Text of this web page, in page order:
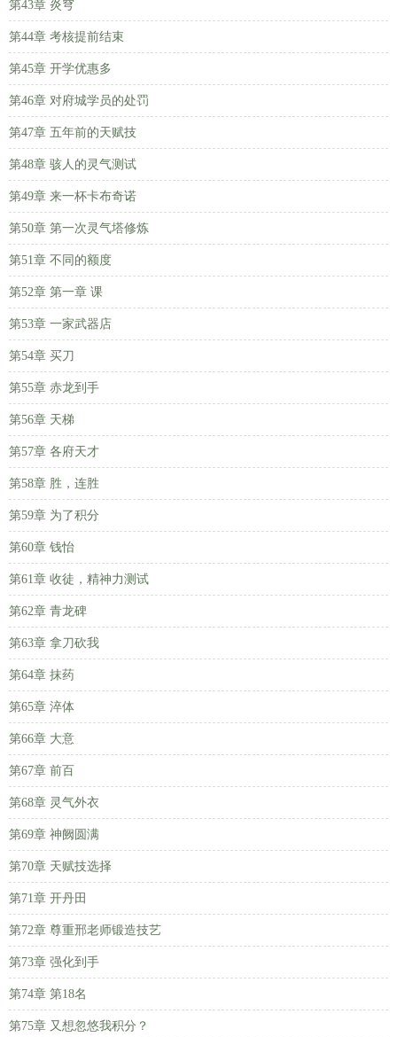
第43章 炎穹
第44章 考核提前结束
第45章 开学优惠多
第46章 对府城学员的处罚
第47章 五年前的天赋技
第48章 骇人的灵气测试
第49章 来一杯卡布奇诺
第50章 第一次灵气塔修炼
第51章 不同的额度
第52章 第一章 课
第53章 一家武器店
第54章 买刀
第55章 赤龙到手
第56章 天梯
第57章 各府天才
第58章 胜，连胜
第59章 为了积分
第60章 钱怡
第61章 收徒，精神力测试
第62章 青龙碑
第63章 拿刀砍我
第64章 抹药
第65章 淬体
第66章 大意
第67章 前百
第68章 灵气外衣
第69章 神阙圆满
第70章 天赋技选择
第71章 开丹田
第72章 尊重邢老师锻造技艺
第73章 强化到手
第74章 第18名
第75章 又想忽悠我积分？